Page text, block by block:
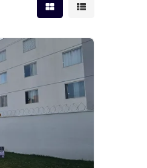
Mostrar resultados em
Mostrar